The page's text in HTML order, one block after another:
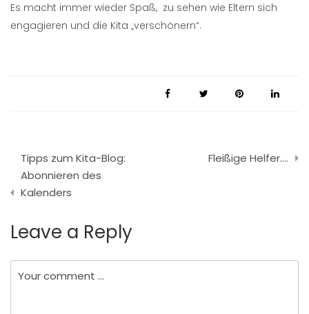
Es macht immer wieder Spaß, zu sehen wie Eltern sich
engagieren und die Kita „verschönern“.
Beitragsnavigation
Tipps zum Kita-Blog:
Abonnieren des
Kalenders
Fleißige Helfer….
Leave a Reply